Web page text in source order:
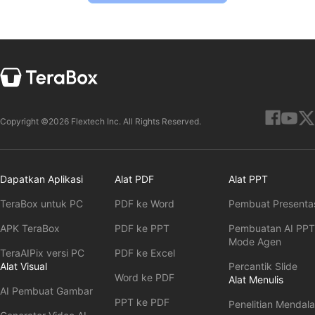
Copyright ©2026 Flextech Inc. All Rights Reserved.
Dapatkan Aplikasi
TeraBox untuk PC
APK TeraBox
TeraAIPix versi PC
Alat Visual
AI Pembuat Gambar
Alat PDF
PDF ke Word
PDF ke PPT
PDF ke Excel
Word ke PDF
PPT ke PDF
Alat PPT
Pembuat
Pembuatan AI
Mode Agen
Percantik Slide
Alat Menulis
Penelitian